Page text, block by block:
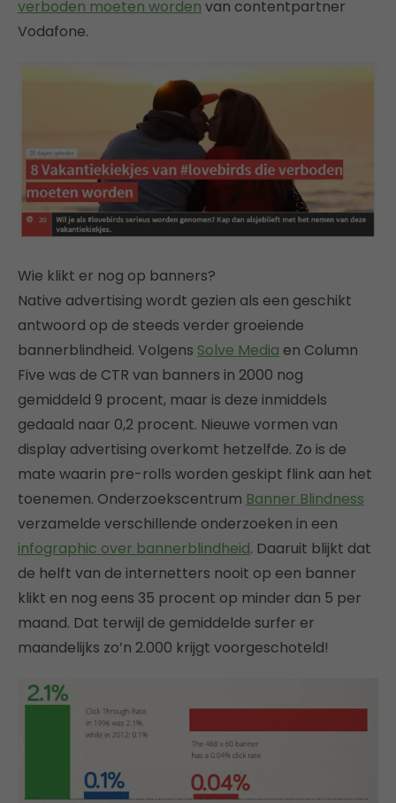
verboden moeten worden van contentpartner
Vodafone.
Wie klikt er nog op banners?
Native advertising wordt gezien als een geschikt
antwoord op de steeds verder groeiende
bannerblindheid. Volgens Solve Media en Column
Five was de CTR van banners in 2000 nog
gemiddeld 9 procent, maar is deze inmiddels
gedaald naar 0,2 procent. Nieuwe vormen van
display advertising overkomt hetzelfde. Zo is de
mate waarin pre-rolls worden geskipt flink aan het
toenemen. Onderzoekscentrum Banner Blindness
verzamelde verschillende onderzoeken in een
infographic over bannerblindheid. Daaruit blijkt dat
de helft van de internetters nooit op een banner
klikt en nog eens 35 procent op minder dan 5 per
maand. Dat terwijl de gemiddelde surfer er
maandelijks zo’n 2.000 krijgt voorgeschoteld!